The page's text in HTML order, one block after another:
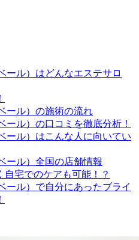
ール）はどんなエステサロ
ール）の施術の流れ
ル）の口コミを徹底分析！
ール）はこんな人に向いてい
ール）全国の店舗情報
宅でのケアも可能！？
ール）で自分にあったブライ